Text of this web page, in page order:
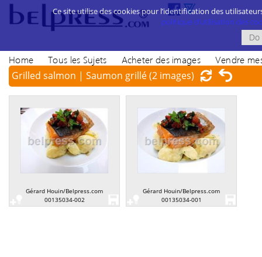
Home Tous les Sujets Acheter des images Vendre
Grilled salmon | Saumon grillé(2 images)
Gérard Houin/Belpress.com
00135034-002
Gérard Houin/Belpress.com
00135034-001
Ce site utilise des cookies pour l’identification des
politique d’utilisation des